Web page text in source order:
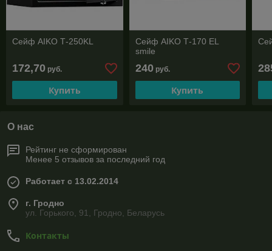
Сейф AIKO Т-250KL
172,70 руб.
Купить
Сейф AIKO Т-170 EL
smile
240руб.
Купить
О нас
Рейтинг не сформирован
Менее 5 отзывов за последний год
Работает с 13.02.2014
г. Гродно
ул. Горького, 91, Гродно, Беларусь
Контакты